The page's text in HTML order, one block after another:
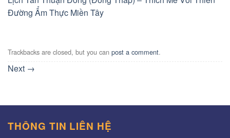
Đường Ẩm Thực Miền Tây
Trackbacks are closed, but you can post a comment.
Next →
THÔNG TIN LIÊN HỆ